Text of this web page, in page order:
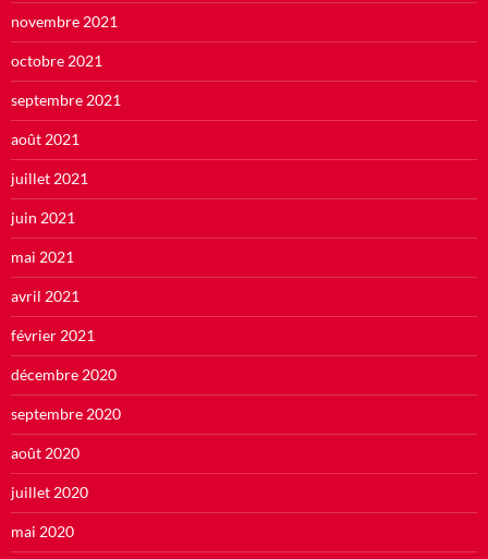
novembre 2021
octobre 2021
septembre 2021
août 2021
juillet 2021
juin 2021
mai 2021
avril 2021
février 2021
décembre 2020
septembre 2020
août 2020
juillet 2020
mai 2020